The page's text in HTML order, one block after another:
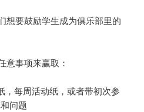
想要鼓励学生成为俱乐部里的
意事项来赢取：
，每周活动纸，或者带初次参
问题